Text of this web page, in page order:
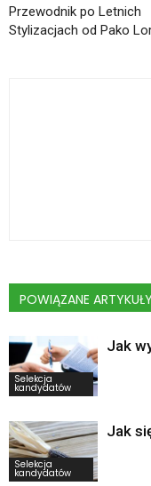
Przewodnik po Letnich
Stylizacjach od Pako
POWIĄZANE ARTYKUŁY
Selekcja
kandydatów
Jak
Selekcja
kandydatów
Jak